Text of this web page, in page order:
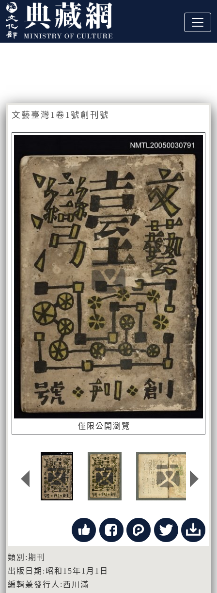
跳到主要內容
:::
文藝臺灣1卷1號創刊號
僅限公開瀏覽
類別:期刊
出版日期:昭和15年1月1日
編輯兼發行人:西川滿